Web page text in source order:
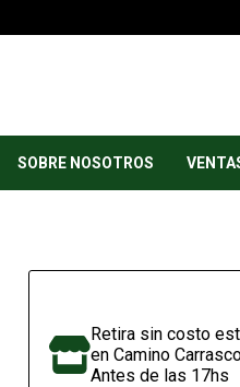
SOBRE NOSOTROS
Retira sin costo
en Camino
Antes de las 17hs